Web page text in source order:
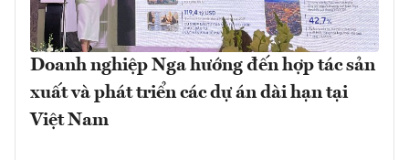
Doanh nghiệp Nga hướng đến hợp tác sản
xuất và phát triển các dự án dài hạn tại
Việt Nam